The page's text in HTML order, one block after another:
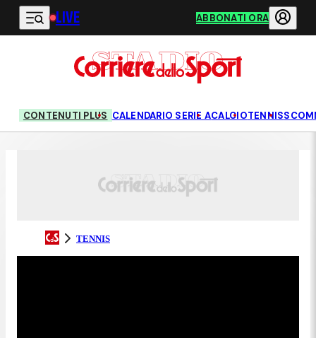
Vai al contenuto principale
LIVE ABBONATI ORA
CONTENUTI PLUS CALENDARIO SERIE ACALCIOTENNIS
TENNIS